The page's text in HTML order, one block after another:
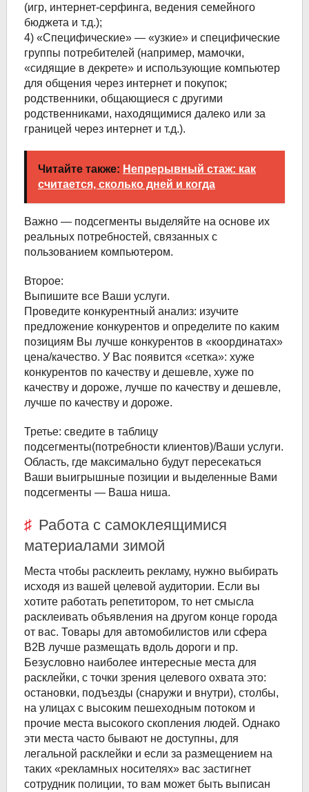
(игр, интернет-серфинга, ведения семейного
бюджета и т.д.);
4) «Специфические» — «узкие» и специфические
группы потребителей (например, мамочки,
«сидящие в декрете» и использующие компьютер
для общения через интернет и покупок;
родственники, общающиеся с другими
родственниками, находящимися далеко или за
границей через интернет и т.д.).
Читайте также: Непрерывный стаж: как
считается, сколько дней и когда
Важно — подсегменты выделяйте на основе их
реальных потребностей, связанных с
пользованием компьютером.
Второе:
Выпишите все Ваши услуги.
Проведите конкурентный анализ: изучите
предложение конкурентов и определите по каким
позициям Вы лучше конкурентов в «координатах»
цена/качество. У Вас появится «сетка»: хуже
конкурентов по качеству и дешевле, хуже по
качеству и дороже, лучше по качеству и дешевле,
лучше по качеству и дороже.
Третье: сведите в таблицу
подсегменты(потребности клиентов)/Ваши услуги.
Область, где максимально будут пересекаться
Ваши выигрышные позиции и выделенные Вами
подсегменты — Ваша ниша.
Работа с самоклеящимися
материалами зимой
Места чтобы расклеить рекламу, нужно выбирать
исходя из вашей целевой аудитории. Если вы
хотите работать репетитором, то нет смысла
расклеивать объявления на другом конце города
от вас. Товары для автомобилистов или сфера
B2B лучше размещать вдоль дороги и пр.
Безусловно наиболее интересные места для
расклейки, с точки зрения целевого охвата это:
остановки, подъезды (снаружи и внутри), столбы,
на улицах с высоким пешеходным потоком и
прочие места высокого скопления людей. Однако
эти места часто бывают не доступны, для
легальной расклейки и если за размещением на
таких «рекламных носителях» вас застигнет
сотрудник полиции, то вам может быть выписан